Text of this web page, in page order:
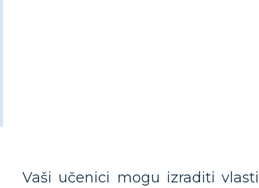
Vaši učenici mogu izraditi